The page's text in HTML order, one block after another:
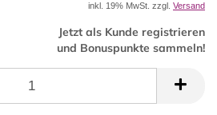
inkl. 19% MwSt. zzgl. Versand
Jetzt als Kunde registrieren
und Bonuspunkte sammeln!